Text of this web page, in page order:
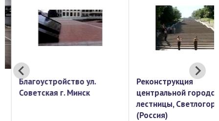
Благоустройство ул.
Советская г. Минск
Реконструкция
центральной
лестницы,
(Россия)